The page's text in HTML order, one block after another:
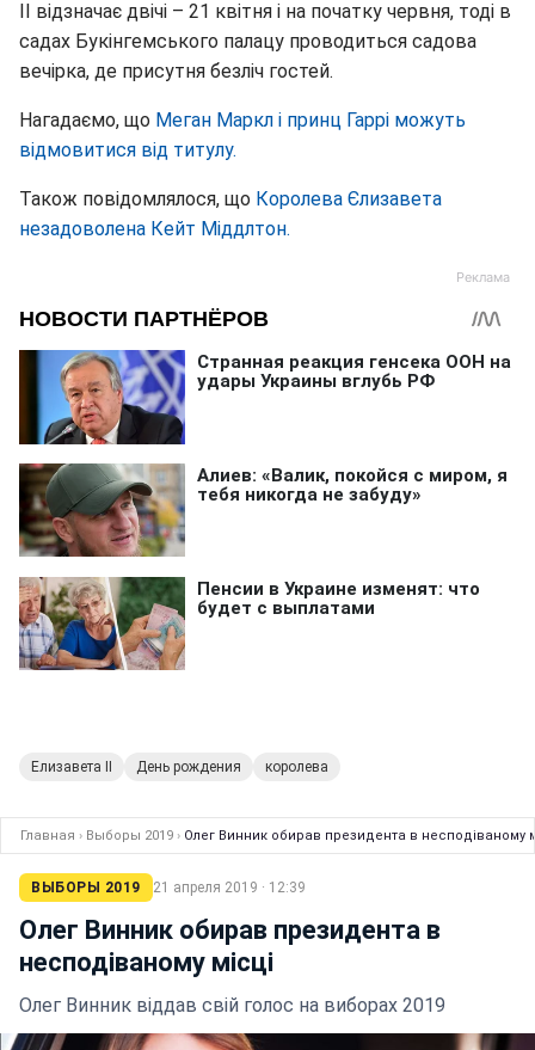
II відзначає двічі – 21 квітня і на початку червня, тоді в
садах Букінгемського палацу проводиться садова
вечірка, де присутня безліч гостей.
Нагадаємо, що Меган Маркл і принц Гаррі можуть
відмовитися від титулу.
Також повідомлялося, що Королева Єлизавета
незадоволена Кейт Міддлтон.
Елизавета II День рождения королева
Главная › Выборы 2019 › Олег Винник обирав президента в несподіваному
ВЫБОРЫ 2019 21 апреля 2019 · 12:39
Олег Винник обирав президента в
несподіваному місці
Олег Винник віддав свій голос на виборах 2019